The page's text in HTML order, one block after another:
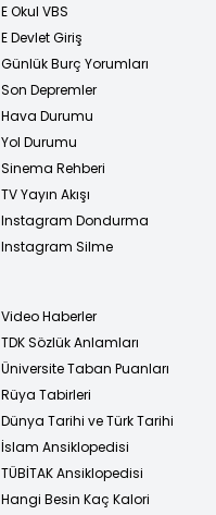
E Okul VBS
E Devlet Giriş
Günlük Burç Yorumları
Son Depremler
Hava Durumu
Yol Durumu
Sinema Rehberi
TV Yayın Akışı
Instagram Dondurma
Instagram Silme
Video Haberler
TDK Sözlük Anlamları
Üniversite Taban Puanları
Rüya Tabirleri
Dünya Tarihi ve Türk Tarihi
İslam Ansiklopedisi
TÜBİTAK Ansiklopedisi
Hangi Besin Kaç Kalori